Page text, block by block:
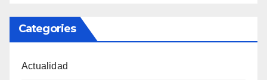
Categories
Actualidad